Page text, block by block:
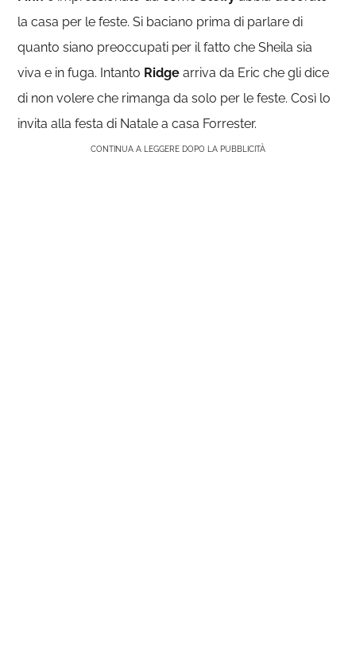
la casa per le feste. Si baciano prima di parlare di
quanto siano preoccupati per il fatto che Sheila sia
viva e in fuga. Intanto Ridge arriva da Eric che gli dice
di non volere che rimanga da solo per le feste. Così lo
invita alla festa di Natale a casa Forrester.
CONTINUA A LEGGERE DOPO LA PUBBLICITÀ